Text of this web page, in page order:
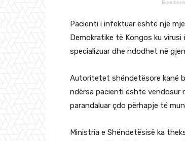
Pacienti i infektuar është një
Demokratike të Kongos ku
specializuar dhe ndodhet në
Autoritetet shëndetësore kanë
ndërsa pacienti është vendosur
parandaluar çdo përhapje të
Ministria e Shëndetësisë ka